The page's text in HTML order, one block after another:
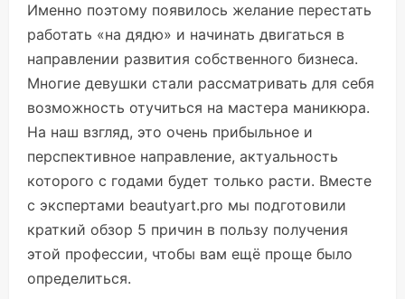
Именно поэтому появилось желание перестать
работать «на дядю» и начинать двигаться в
направлении развития собственного бизнеса.
Многие девушки стали рассматривать для себя
возможность отучиться на мастера маникюра.
На наш взгляд, это очень прибыльное и
перспективное направление, актуальность
которого с годами будет только расти. Вместе
с экспертами beautyart.pro мы подготовили
краткий обзор 5 причин в пользу получения
этой профессии, чтобы вам ещё проще было
определиться.